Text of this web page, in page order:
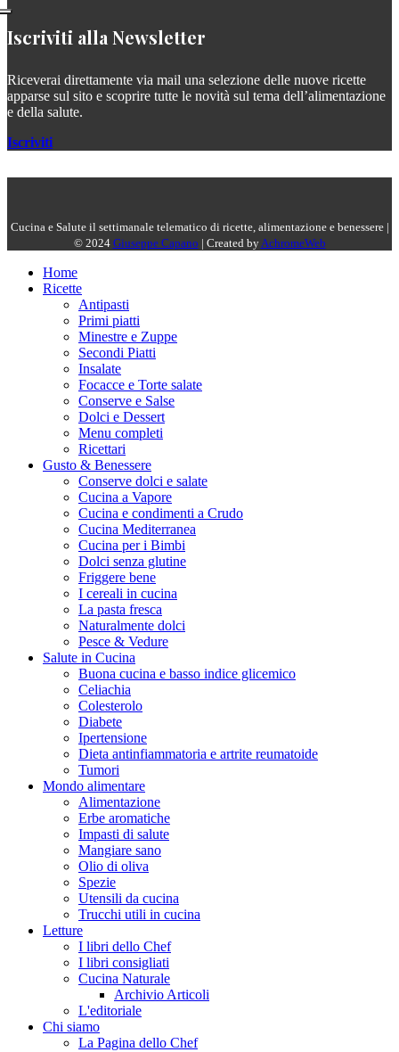
Iscriviti alla Newsletter
Riceverai direttamente via mail una selezione delle nuove ricette
apparse sul sito e scoprire tutte le novità sul tema dell’alimentazione
e della salute.
Iscriviti
Cucina e Salute il settimanale telematico di ricette, alimentazione e benessere |
© 2024 Giuseppe Capano | Created byAchromeWeb
Home
Ricette
Antipasti
Primi piatti
Minestre e Zuppe
Secondi Piatti
Insalate
Focacce e Torte salate
Conserve e Salse
Dolci e Dessert
Menu completi
Ricettari
Gusto & Benessere
Conserve dolci e salate
Cucina a Vapore
Cucina e condimenti a Crudo
Cucina Mediterranea
Cucina per i Bimbi
Dolci senza glutine
Friggere bene
I cereali in cucina
La pasta fresca
Naturalmente dolci
Pesce & Vedure
Salute in Cucina
Buona cucina e basso indice glicemico
Celiachia
Colesterolo
Diabete
Ipertensione
Dieta antinfiammatoria e artrite reumatoide
Tumori
Mondo alimentare
Alimentazione
Erbe aromatiche
Impasti di salute
Mangiare sano
Olio di oliva
Spezie
Utensili da cucina
Trucchi utili in cucina
Letture
I libri dello Chef
I libri consigliati
Cucina Naturale
Archivio Articoli
L'editoriale
Chi siamo
La Pagina dello Chef